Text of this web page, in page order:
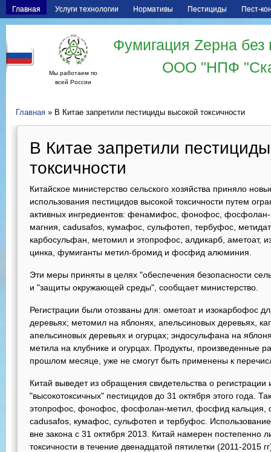
Главная Услуги технологии Нормативы Пестициды Пест-
Мы работаем по
всей России
Фумигация Zерна
ООО "НПФ
Главная » В Китае запретили пестициды высокой токсичности
В Китае запретили
токсичности
Китайское министерство сельского хозяйства приняло
использования пестицидов высокой токсичности путем
активных ингредиентов: фенамифос, фонофос,
магния, cadusafos, кумафос, сульфотеп, тербуфос,
карбосульфан, метомил и этопрофос, алдикарб, аметоат,
цинка, фумиганты метил-бромид и фосфид алюминия.
Эти меры приняты в целях "обеспечения безопасности
и "защиты окружающей среды", сообщает министерство.
Регистрации были отозваны для: ометоат и изокарбофос
деревьях; метомил на яблонях, апельсиновых деревьях,
апельсиновых деревьях и огурцах; эндосульфана на
метила на клубнике и огурцах. Продукты, произведенные
прошлом месяце, уже не смогут быть применены к
Китай выведет из обращения свидетельства о
"высокотоксичных" пестицидов до 31 октября этого года.
этопрофос, фонофос, фосфолан-метил, фосфид
cadusafos, кумафос, сульфотеп и тербуфос.
вне закона с 31 октября 2013. Китай намерен постепенно
токсичности в течение двенадцатой пятилетки (2011-2015